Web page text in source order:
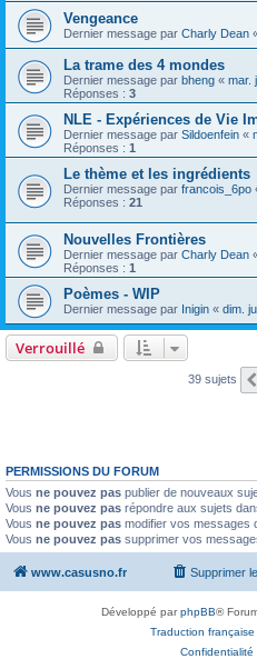
Vengeance
Dernier message par Charly Dean
La trame des 4 mondes
Dernier message par bheng « mar.
Réponses : 3
NLE - Expériences de Vie
Dernier message par Sildoenfein «
Réponses : 1
Le thème et les ingrédients
Dernier message par francois_6po
Réponses : 21
Nouvelles Frontières
Dernier message par Charly Dean
Réponses : 1
Poèmes - WIP
Dernier message par Inigin « dim.
Verrouillé
39 sujets
PERMISSIONS DU FORUM
Vous ne pouvez pas publier de nouveaux
Vous ne pouvez pas répondre aux sujets
Vous ne pouvez pas modifier vos messages
Vous ne pouvez pas supprimer vos
www.casusno.fr Supprimer
Développé parphpBB®
Traduction française
Confidentialité